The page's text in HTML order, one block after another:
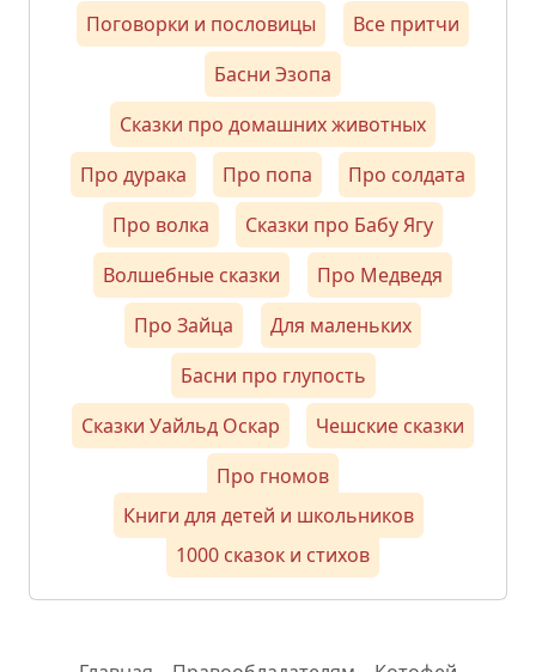
Поговорки и пословицы
Все притчи
Басни Эзопа
Сказки про домашних животных
Про дурака
Про попа
Про солдата
Про волка
Сказки про Бабу Ягу
Волшебные сказки
Про Медведя
Про Зайца
Для маленьких
Басни про глупость
Сказки Уайльд Оскар
Чешские сказки
Про гномов
Книги для детей и школьников
1000 сказок и стихов